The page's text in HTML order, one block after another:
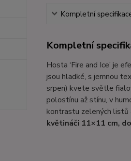
Kompletní
Kompletní
Hosta ‘Fire and Ice’ je
jsou hladké, s jemnou
srpen) kvete světle
polostínu až stínu, v
kontrastu zelených listů
květináči 11×11 cm,